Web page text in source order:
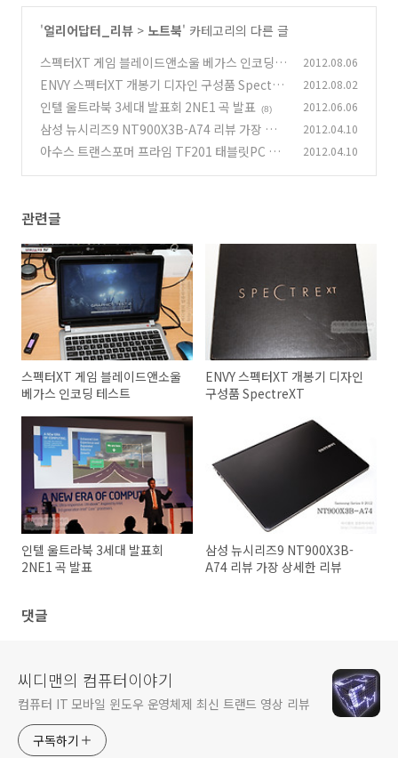
'얼리어답터_리뷰 > 노트북' 카테고리의 다른 글
스펙터XT 게임 블레이드앤소울 베가스 인코딩
테스트 (7)
2012.08.06
ENVY 스펙터XT 개봉기 디자인 구성품 Spectre
XT
(6)
2012.08.02
인텔 울트라북 3세대 발표회 2NE1 곡 발표 (8) 2012.06.06
삼성 뉴시리즈9 NT900X3B-A74 리뷰 가장 상
세한 리뷰
(31)
2012.04.10
아수스 트랜스포머 프라임 TF201 태블릿PC 발
2012.04.10
관련글
스펙터XT 게임 블레이드앤소울
베가스 인코딩 테스트
ENVY 스펙터XT 개봉기 디자인
구성품 SpectreXT
인텔 울트라북 3세대 발표회
2NE1 곡 발표
삼성 뉴시리즈9 NT900X3B-
A74 리뷰 가장 상세한 리뷰
댓글
씨디맨의 컴퓨터이야기
컴퓨터 IT 모바일 윈도우 운영체제 최신 트랜드 영상 리뷰
구독하기